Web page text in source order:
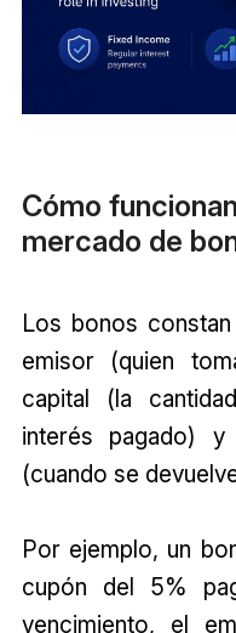
Cómo
mercado de
Los bonos
emisor (quien
capital (la
interés pagado)
(cuando se
Por ejemplo, un
cupón del 5%
vencimiento, el